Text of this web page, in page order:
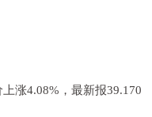
涨4.08%，最新报39.170